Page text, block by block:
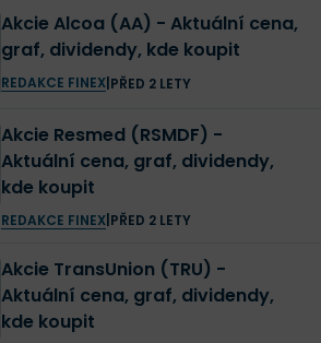
Akcie Alcoa (AA) - Aktuální cena,
graf, dividendy, kde koupit
REDAKCE FINEX| PŘED 2 LETY
Akcie Resmed (RSMDF) -
Aktuální cena, graf, dividendy,
kde koupit
REDAKCE FINEX| PŘED 2 LETY
Akcie TransUnion (TRU) -
Aktuální cena, graf, dividendy,
kde koupit